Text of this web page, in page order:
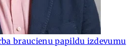
braucienu papildu izdevumu